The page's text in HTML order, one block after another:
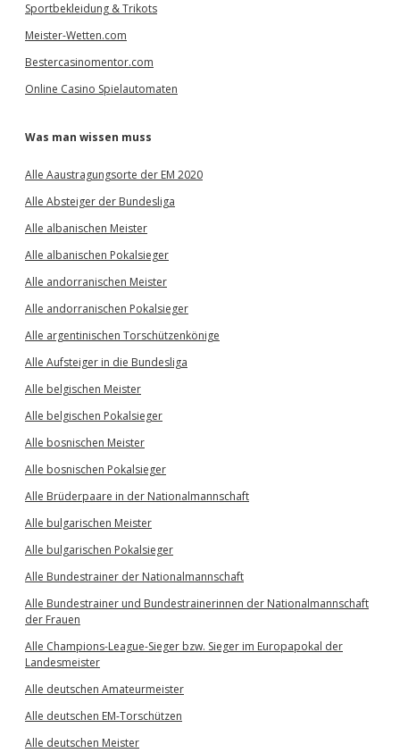
Sportbekleidung & Trikots
Meister-Wetten.com
Bestercasinomentor.com
Online Casino Spielautomaten
Was man wissen muss
Alle Aaustragungsorte der EM 2020
Alle Absteiger der Bundesliga
Alle albanischen Meister
Alle albanischen Pokalsieger
Alle andorranischen Meister
Alle andorranischen Pokalsieger
Alle argentinischen Torschützenkönige
Alle Aufsteiger in die Bundesliga
Alle belgischen Meister
Alle belgischen Pokalsieger
Alle bosnischen Meister
Alle bosnischen Pokalsieger
Alle Brüderpaare in der Nationalmannschaft
Alle bulgarischen Meister
Alle bulgarischen Pokalsieger
Alle Bundestrainer der Nationalmannschaft
Alle Bundestrainer und Bundestrainerinnen der Nationalmannschaft
der Frauen
Alle Champions-League-Sieger bzw. Sieger im Europapokal der
Landesmeister
Alle deutschen Amateurmeister
Alle deutschen EM-Torschützen
Alle deutschen Meister